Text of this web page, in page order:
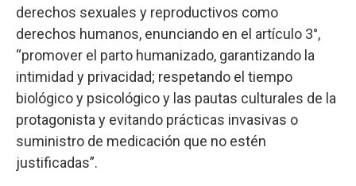
derechos sexuales y reproductivos como
derechos humanos, enunciando en el artículo 3°,
“promover el parto humanizado, garantizando la
intimidad y privacidad; respetando el tiempo
biológico y psicológico y las pautas culturales de la
protagonista y evitando prácticas invasivas o
suministro de medicación que no estén
justificadas”.